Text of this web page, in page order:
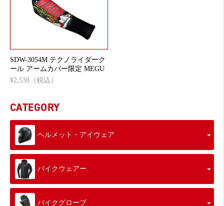
SDW-3054M テクノライダーク
ール アームカバー限定 MEGU
¥2,530（税込）
CATEGORY
ヘルメット・アイウェア
バイクウェアー
バイクグローブ